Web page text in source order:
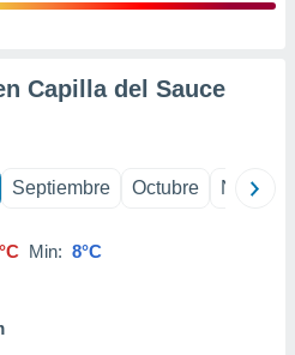
Capilla del Sauce
Septiembre Octubre
Min: 8°C